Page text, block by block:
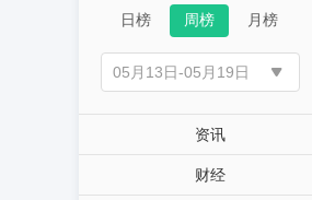
日榜 周榜 月榜
资讯
财经